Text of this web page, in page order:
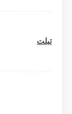
تبلت